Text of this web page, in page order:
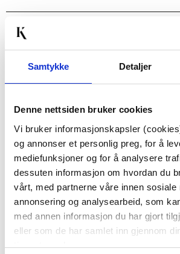
Samtykke Detaljer
Denne nettsiden bruker cookies
Vi bruker informasjonskapsler
og annonser et personlig preg, for å
mediefunksjoner og for å analysere
dessuten informasjon om hvordan du
vårt, med partnerne våre innen sosiale
annonsering og analysearbeid, som
med annen informasjon du har gjort
eller som de har samlet inn gjennom
tjenestene deres.
Passer med
LØPER VALERIE
40X140CM
79,00
Før199,00
Vis mer
50%
SKÅL